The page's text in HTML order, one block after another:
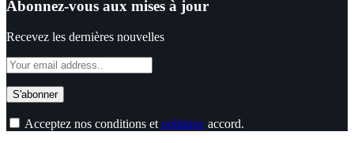
Abonnez-vous aux mises à jour
Recevez les dernières nouvelles
Acceptez nos conditions et politique accord.